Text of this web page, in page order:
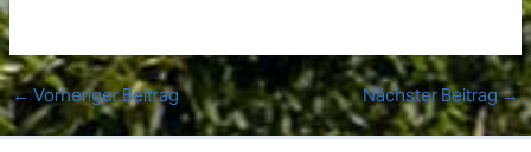
← Vorheriger Beitrag Nächster Beitrag→